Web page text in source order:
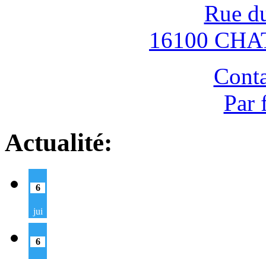
Rue
16100
Par
Actualité:
6
jui
6